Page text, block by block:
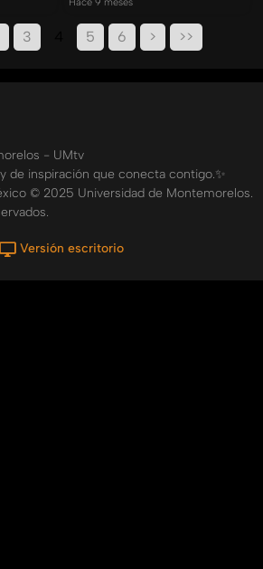
Hace 9 meses
3 5 6 > >>
- UMtv
de inspiración que conecta contigo.✨
© 2025 Universidad de Montemorelos.
Versión escritorio